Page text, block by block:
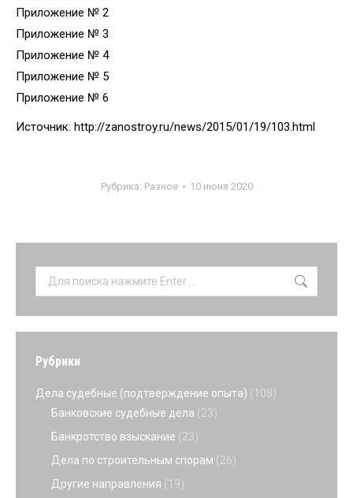
Приложение № 2
Приложение № 3
Приложение № 4
Приложение № 5
Приложение № 6
Источник: http://zanostroy.ru/news/2015/01/19/103.html
Рубрика: Разное 10 июня 2020
Поиск:
Рубрики
Дела судебные (подтверждение опыта) (108)
Банковские судебные дела (23)
Банкротство взыскание (23)
Дела по строительным спорам (26)
Другие направления (19)